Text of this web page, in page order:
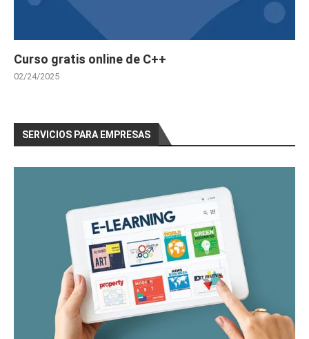
Curso gratis online de C++
02/24/2025
SERVICIOS PARA EMPRESAS